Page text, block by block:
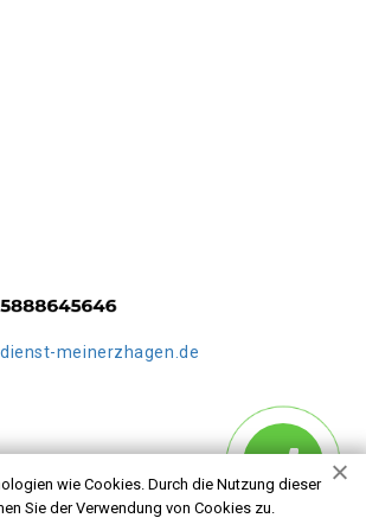
wie Cookies. Durch die Nutzung dieser
Sie der Verwendung von Cookies zu.
meinerzhagen.de